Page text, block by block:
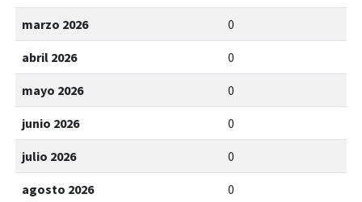
marzo 2026 0
abril 2026 0
mayo 2026 0
junio 2026 0
julio 2026 0
agosto 2026 0